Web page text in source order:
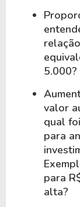
5.000?
valor
qual
para
para
alta?